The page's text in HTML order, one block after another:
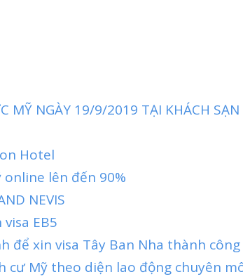
MỸ NGÀY 19/9/2019 TẠI KHÁCH SẠN
Hotel
lên đến 90%
NEVIS
EB5
để xin visa Tây Ban Nha thành công
cư Mỹ theo diện lao động chuyên